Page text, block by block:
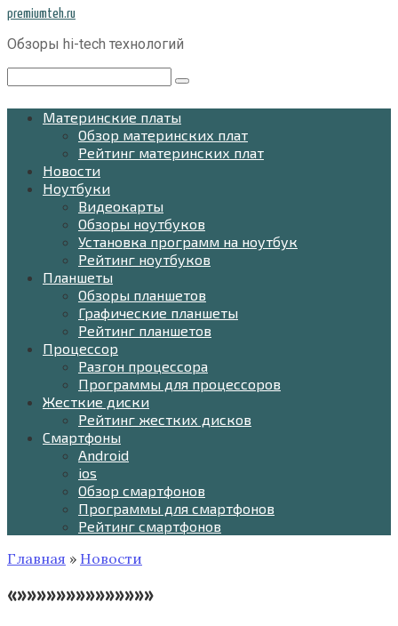
Перейти
контенту
premiumteh.ru
Обзоры hi-tech технологий
Материнские платы
Обзор материнских плат
Рейтинг материнских плат
Новости
Ноутбуки
Видеокарты
Обзоры ноутбуков
Установка программ на ноутбук
Рейтинг ноутбуков
Планшеты
Обзоры планшетов
Графические планшеты
Рейтинг планшетов
Процессор
Разгон процессора
Программы для процессоров
Жесткие диски
Рейтинг жестких дисков
Смартфоны
Android
ios
Обзор смартфонов
Программы для смартфонов
Рейтинг смартфонов
Главная » Новости
«»»»»»»»»»»»»»»